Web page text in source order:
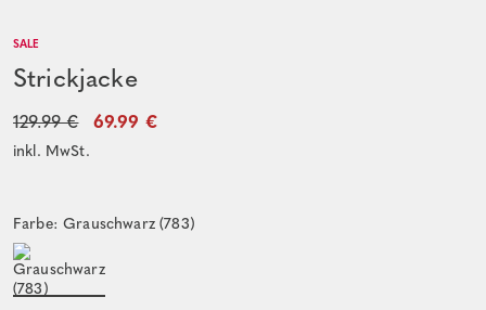
SALE
Strickjacke
129.99 € 69.99 €
inkl. MwSt.
Farbe: Grauschwarz (783)